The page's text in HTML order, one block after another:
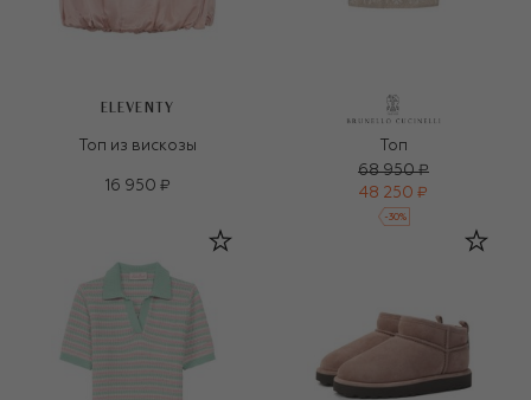
ELEVENTY
Топ из вискозы
16 950 ₽
Топ
68 950 ₽
48 250 ₽
-30%